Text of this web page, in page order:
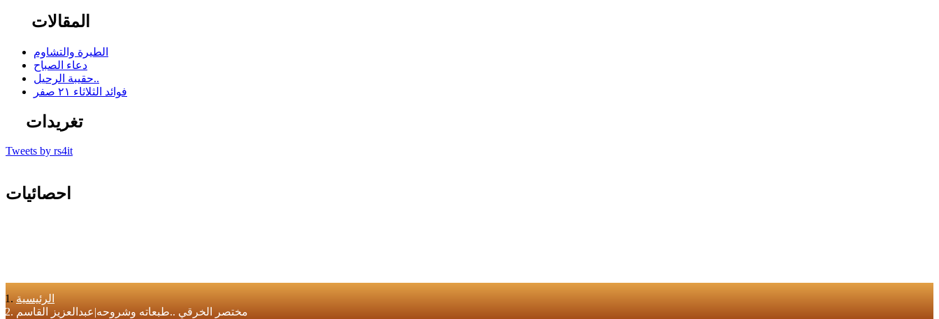
المقالات
الطيرة والتشاوم
دعاء الصباح
حقيبة الرحيل..
فوائد الثلاثاء ٢١ صفر
تغريدات
Tweets by rs4it
احصائيات
الرئيسية
مختصر الخرقي ..طبعاته وشروحه|عبدالعزيز القاسم